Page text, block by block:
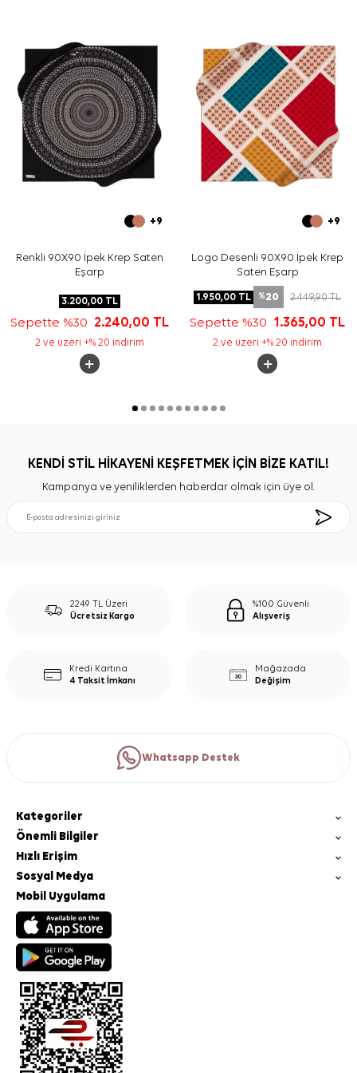
Bakım
Yıkama ve bakım için ürün etiketindeki talimatları
izleyiniz. İpek ve hassas eşarp bakımında, etiket
talimatına uygun elde hassas bakım gereken durumlar
içinAker İpek Eşarp Şampuanı tercih edebilirsiniz.
Sıkça Sorulan Sorular
Vizon İpek Kare Geometrik Desenli Eşarp hangi
ölçüdedir?
Bu eşarp hangi kumaş türündedir?
Pierre Cardin ipek eşarp hangi parçalarla kombinlenir?
+9
Renkli 90X90 İpek Krep Saten
Eşarp
3.200,00TL
Sepette %30 2.240,00 TL
2 ve üzeri +% 20 indirim
+9
Logo Desenli 90X90 İpek Krep
Saten Eşarp
1.950,00 TL %20 2.449,90TL
Sepette %30 1.365,00 TL
2 ve üzeri +% 20 indirim
KENDİ STİL HİKAYENİ KEŞFETMEK İÇİN BİZE KATIL!
Kampanya ve yeniliklerden haberdar olmak için üye ol.
2249 TL Üzeri
Ücretsiz Kargo
%100 Güvenli
Alışveriş
Kredi Kartına
4 Taksit İmkanı
Mağazada
Değişim
Whatsapp Destek
Kategoriler
Önemli Bilgiler
Hızlı Erişim
Sosyal Medya
Mobil Uygulama